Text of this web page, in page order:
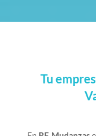
Tu